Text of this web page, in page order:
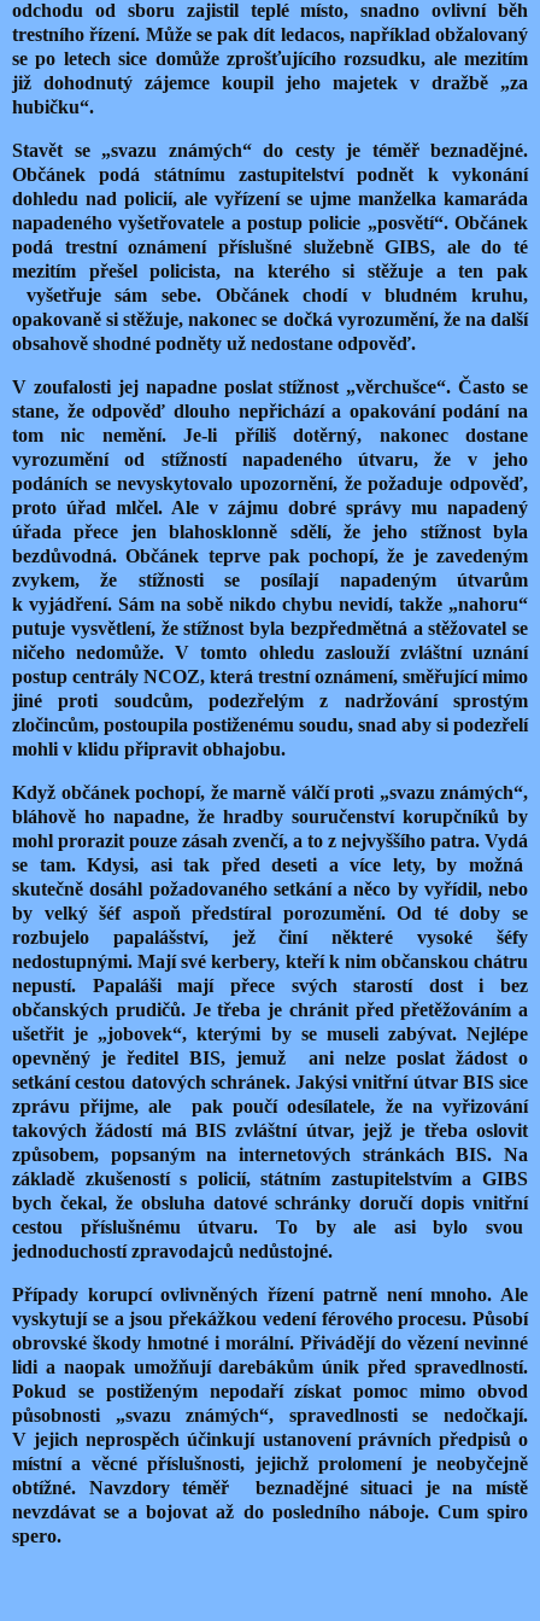
odchodu od sboru zajistil teplé místo, snadno ovlivní běh
trestního řízení. Může se pak dít ledacos, například obžalovaný
se po letech sice domůže zprošťujícího rozsudku, ale mezitím
již dohodnutý zájemce koupil jeho majetek v dražbě „za
hubičku“.
Stavět se „svazu známých“ do cesty je téměř beznadějné.
Občánek podá státnímu zastupitelství podnět k vykonání
dohledu nad policií, ale vyřízení se ujme manželka kamaráda
napadeného vyšetřovatele a postup policie „posvětí“. Občánek
podá trestní oznámení příslušné služebně GIBS, ale do té
mezitím přešel policista, na kterého si stěžuje a ten pak
vyšetřuje sám sebe. Občánek chodí v bludném kruhu,
opakovaně si stěžuje, nakonec se dočká vyrozumění, že na další
obsahově shodné podněty už nedostane odpověď.
V zoufalosti jej napadne poslat stížnost „věrchušce“. Často se
stane, že odpověď dlouho nepřichází a opakování podání na
tom nic nemění. Je-li příliš dotěrný, nakonec dostane
vyrozumění od stížností napadeného útvaru, že v jeho
podáních se nevyskytovalo upozornění, že požaduje odpověď,
proto úřad mlčel. Ale v zájmu dobré správy mu napadený
úřada přece jen blahosklonně sdělí, že jeho stížnost byla
bezdůvodná. Občánek teprve pak pochopí, že je zavedeným
zvykem, že stížnosti se posílají napadeným útvarům
k vyjádření. Sám na sobě nikdo chybu nevidí, takže „nahoru“
putuje vysvětlení, že stížnost byla bezpředmětná a stěžovatel se
ničeho nedomůže. V tomto ohledu zaslouží zvláštní uznání
postup centrály NCOZ, která trestní oznámení, směřující mimo
jiné proti soudcům, podezřelým z nadržování sprostým
zločincům, postoupila postiženému soudu, snad aby si podezřelí
mohli v klidu připravit obhajobu.
Když občánek pochopí, že marně válčí proti „svazu známých“,
bláhově ho napadne, že hradby souručenství korupčníků by
mohl prorazit pouze zásah zvenčí, a to z nejvyššího patra. Vydá
se tam. Kdysi, asi tak před deseti a více lety, by možná
skutečně dosáhl požadovaného setkání a něco by vyřídil, nebo
by velký šéf aspoň předstíral porozumění. Od té doby se
rozbujelo papalášství, jež činí některé vysoké šéfy
nedostupnými. Mají své kerbery, kteří k nim občanskou chátru
nepustí. Papaláši mají přece svých starostí dost i bez
občanských prudičů. Je třeba je chránit před přetěžováním a
ušetřit je „jobovek“, kterými by se museli zabývat. Nejlépe
opevněný je ředitel BIS, jemuž ani nelze poslat žádost o
setkání cestou datových schránek. Jakýsi vnitřní útvar BIS sice
zprávu přijme, ale pak poučí odesílatele, že na vyřizování
takových žádostí má BIS zvláštní útvar, jejž je třeba oslovit
způsobem, popsaným na internetových stránkách BIS. Na
základě zkušeností s policií, státním zastupitelstvím a GIBS
bych čekal, že obsluha datové schránky doručí dopis vnitřní
cestou příslušnému útvaru. To by ale asi bylo svou
jednoduchostí zpravodajců nedůstojné.
Případy korupcí ovlivněných řízení patrně není mnoho. Ale
vyskytují se a jsou překážkou vedení férového procesu. Působí
obrovské škody hmotné i morální. Přivádějí do vězení nevinné
lidi a naopak umožňují darebákům únik před spravedlností.
Pokud se postiženým nepodaří získat pomoc mimo obvod
působnosti „svazu známých“, spravedlnosti se nedočkají.
V jejich neprospěch účinkují ustanovení právních předpisů o
místní a věcné příslušnosti, jejichž prolomení je neobyčejně
obtížné. Navzdory téměř beznadějné situaci je na místě
nevzdávat se a bojovat až do posledního náboje. Cum spiro
spero.